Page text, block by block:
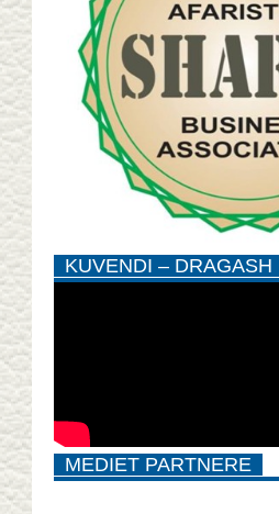
KUVENDI – DRAGASH
MEDIET PARTNERE